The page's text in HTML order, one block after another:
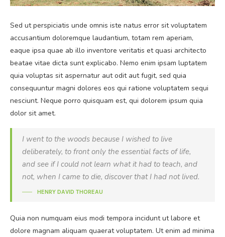
Sed ut perspiciatis unde omnis iste natus error sit voluptatem
accusantium doloremque laudantium, totam rem aperiam,
eaque ipsa quae ab illo inventore veritatis et quasi architecto
beatae vitae dicta sunt explicabo. Nemo enim ipsam luptatem
quia voluptas sit aspernatur aut odit aut fugit, sed quia
consequuntur magni dolores eos qui ratione voluptatem sequi
nesciunt. Neque porro quisquam est, qui dolorem ipsum quia
dolor sit amet.
I went to the woods because I wished to live
deliberately, to front only the essential facts of life,
and see if I could not learn what it had to teach, and
not, when I came to die, discover that I had not lived.
HENRY DAVID THOREAU
Quia non numquam eius modi tempora incidunt ut labore et
dolore magnam aliquam quaerat voluptatem. Ut enim ad minima